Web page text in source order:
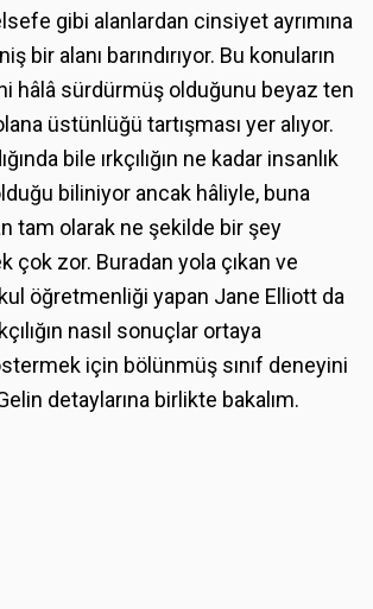
gibi alanlardan cinsiyet ayrımına
bir alanı barındırıyor. Bu konuların
hâlâ sürdürmüş olduğunu beyaz ten
üstünlüğü tartışması yer alıyor.
bile ırkçılığın ne kadar insanlık
biliniyor ancak hâliyle, buna
tam olarak ne şekilde bir şey
çok zor. Buradan yola çıkan ve
öğretmenliği yapan Jane Elliott da
nasıl sonuçlar ortaya
için bölünmüş sınıf deneyini
detaylarına birlikte bakalım.